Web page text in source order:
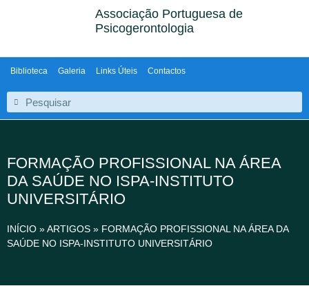
Associação Portuguesa de
Psicogerontologia
Biblioteca Galeria Links Úteis Contactos
FORMAÇÃO PROFISSIONAL NA ÁREA
DA SAÚDE NO ISPA-INSTITUTO
UNIVERSITÁRIO
INÍCIO »ARTIGOS » FORMAÇÃO PROFISSIONAL NA ÁREA DA
SAÚDE NO ISPA-INSTITUTO UNIVERSITÁRIO